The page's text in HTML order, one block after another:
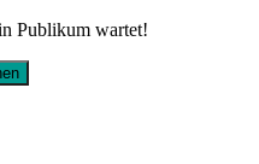
Publikum wartet!